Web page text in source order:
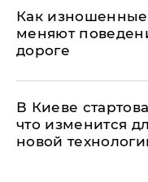
Как
меняют
дороге
В Киеве
что изменится
новой